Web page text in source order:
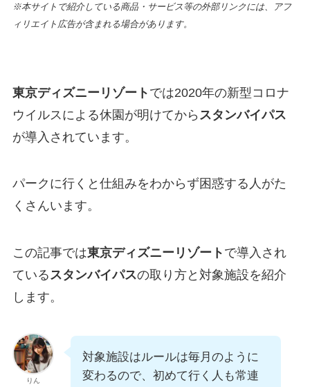
※本サイトで紹介している商品・サービス等の外部リンクには、アフ
ィリエイト広告が含まれる場合があります。
東京ディズニーリゾート では2020年の新型コロナ
ウイルスによる休園が明けてから スタンバイパス
が導入されています。
パークに行くと仕組みをわからず困惑する人がた
くさんいます。
この記事では東京ディズニーリゾート で導入され
ているスタンバイパスの取り方と対象施設を紹介
します。
りん
対象施設はルールは毎月のように
変わるので、初めて行く人も常連